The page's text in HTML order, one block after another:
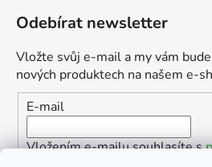
Odebírat newsletter
Vložte svůj e-mail a my vám
nových produktech na našem e-
E-mail
Vložením e-mailu souhlasíte s